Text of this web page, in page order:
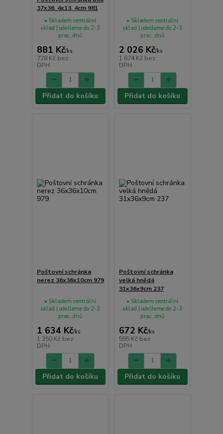
37x36. 4x13. 4cm 981
881 Kč/ks
728 Kč bez
DPH
• Skladem centrální
sklad | odešleme do 2-3
prac. dnů
Přidat do košíku
2 026 Kč/ks
1 674 Kč bez
DPH
• Skladem centrální
sklad | odešleme do 2-3
prac. dnů
Přidat do košíku
Poštovní schránka
nerez 36x36x10cm 979
1 634 Kč/ks
1 350 Kč bez
DPH
• Skladem centrální
sklad | odešleme do 2-3
prac. dnů
Přidat do košíku
Poštovní schránka
velká hnědá
31x36x9cm 237
672 Kč/ks
555 Kč bez
DPH
• Skladem centrální
sklad | odešleme do 2-3
prac. dnů
Přidat do košíku